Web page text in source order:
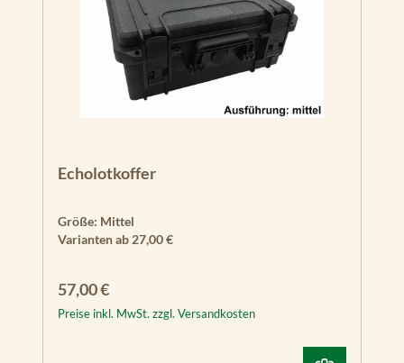
Echolotkoffer
Größe: Mittel
Varianten ab 27,00 €
Regulärer Preis:
57,00 €
Preise inkl. MwSt. zzgl. Versandkosten